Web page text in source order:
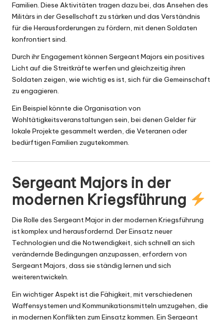
Familien. Diese Aktivitäten tragen dazu bei, das Ansehen des
Militärs in der Gesellschaft zu stärken und das Verständnis
für die Herausforderungen zu fördern, mit denen Soldaten
konfrontiert sind.
Durch ihr Engagement können Sergeant Majors ein positives
Licht auf die Streitkräfte werfen und gleichzeitig ihren
Soldaten zeigen, wie wichtig es ist, sich für die Gemeinschaft
zu engagieren.
Ein Beispiel könnte die Organisation von
Wohltätigkeitsveranstaltungen sein, bei denen Gelder für
lokale Projekte gesammelt werden, die Veteranen oder
bedürftigen Familien zugutekommen.
Sergeant Majors in der
modernen Kriegsführung
Die Rolle des Sergeant Major in der modernen Kriegsführung
ist komplex und herausfordernd. Der Einsatz neuer
Technologien und die Notwendigkeit, sich schnell an sich
verändernde Bedingungen anzupassen, erfordern von
Sergeant Majors, dass sie ständig lernen und sich
weiterentwickeln.
Ein wichtiger Aspekt ist die Fähigkeit, mit verschiedenen
Waffensystemen und Kommunikationsmitteln umzugehen, die
in modernen Konflikten zum Einsatz kommen. Ein Sergeant